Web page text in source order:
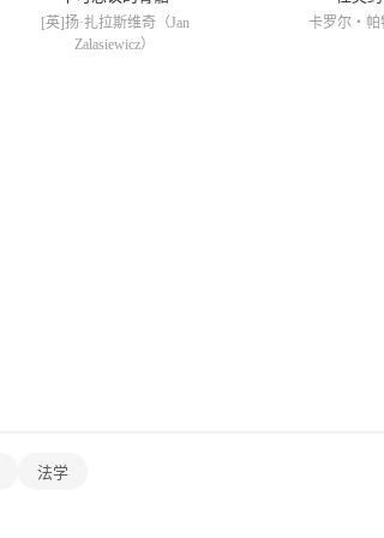
[英]扬·扎拉斯维奇（Jan
Zalasiewicz）
卡罗尔・帕
法学